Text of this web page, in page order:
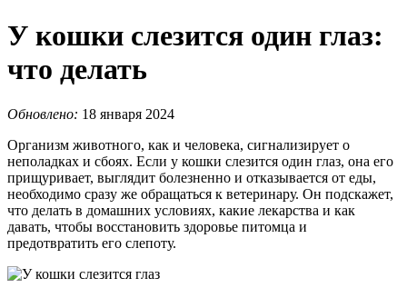
У кошки слезится один глаз:
что делать
Обновлено: 18 января 2024
Организм животного, как и человека, сигнализирует о
неполадках и сбоях. Если у кошки слезится один глаз, она его
прищуривает, выглядит болезненно и отказывается от еды,
необходимо сразу же обращаться к ветеринару. Он подскажет,
что делать в домашних условиях, какие лекарства и как
давать, чтобы восстановить здоровье питомца и
предотвратить его слепоту.